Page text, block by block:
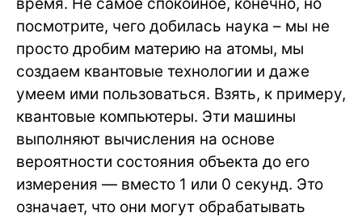
посмотрите, чего добилась наука – мы не
просто дробим материю на атомы, мы
создаем квантовые технологии и даже
умеем ими пользоваться. Взять, к примеру,
квантовые компьютеры. Эти машины
выполняют вычисления на основе
вероятности состояния объекта до его
измерения — вместо 1 или 0 секунд. Это
означает, что они могут обрабатывать